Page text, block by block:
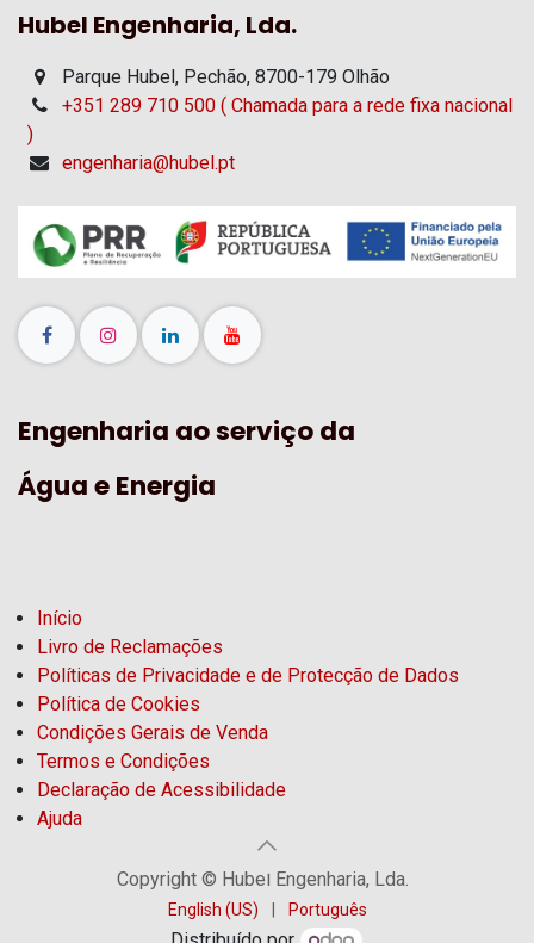
Hubel Engenharia, Lda.
Parque Hubel, Pechão, 8700-179 Olhão
+351 289 710 500 ( Chamada para a rede fixa nacional
)
engenharia@hubel.pt
Engenharia ao serviço da
Água e Energia
Início
Livro de Reclamações
Políticas de Privacidade e de Protecção de Dados
Política de Cookies
Condições Gerais de Venda
Termos e Condições
Declaração de Acessibilidade
Ajuda
Copyright © Hubel Engenharia, Lda.
English (US) Português